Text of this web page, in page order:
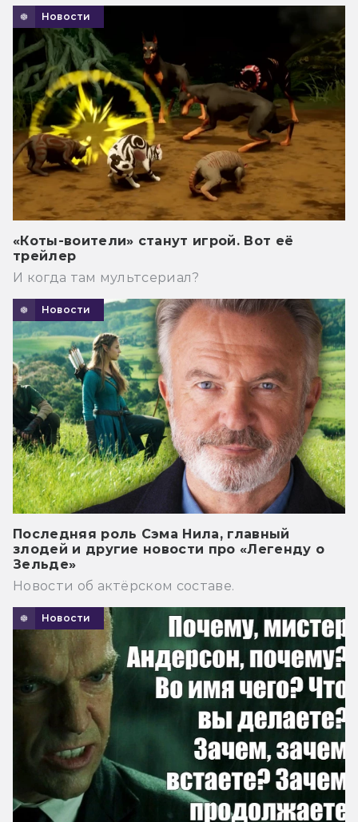
Новости
«Коты-воители» станут игрой. Вот её
трейлер
И когда там мультсериал?
Новости
Последняя роль Сэма Нила, главный
злодей и другие новости про «Легенду о
Зельде»
Новости об актёрском составе.
Новости